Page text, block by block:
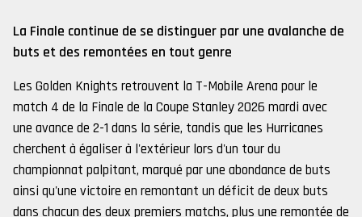
La Finale continue de se distinguer par une avalanche de
buts et des remontées en tout genre
Les Golden Knights retrouvent la T-Mobile Arena pour le
match 4 de la Finale de la Coupe Stanley 2026 mardi avec
une avance de 2-1 dans la série, tandis que les Hurricanes
cherchent à égaliser à l'extérieur lors d'un tour du
championnat palpitant, marqué par une abondance de buts
ainsi qu'une victoire en remontant un déficit de deux buts
dans chacun des deux premiers matchs, plus une remontée de